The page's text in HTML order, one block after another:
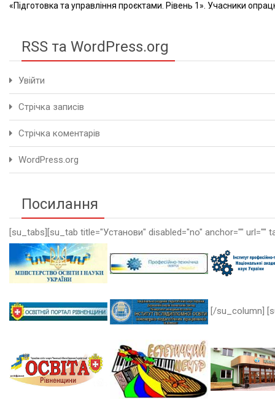
«Підготовка та управління проєктами. Рівень 1». Учасники
RSS та WordPress.org
Увійти
Стрічка записів
Стрічка коментарів
WordPress.org
Посилання
[su_tabs][su_tab title="Установи" disabled="no" anchor=""
[/su_column]